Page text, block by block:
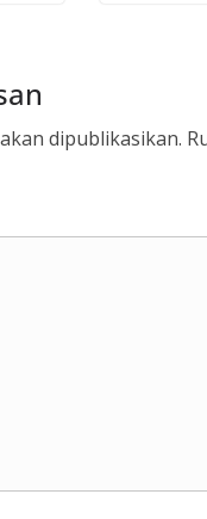
dipublikasikan.